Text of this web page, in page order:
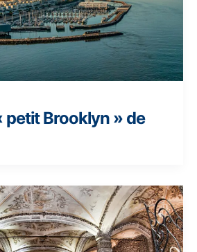
petit Brooklyn » de